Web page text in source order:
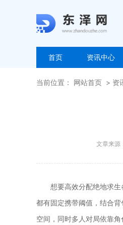
首页 资讯中心
当前位置： 网站首页 资
文章来源
想要高效分配绝地求
都有固定携带阈值，结合
空间，同时多人对局依靠